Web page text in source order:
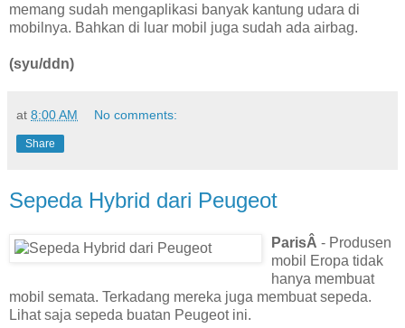
memang sudah mengaplikasi banyak kantung udara di
mobilnya. Bahkan di luar mobil juga sudah ada airbag.
(syu/ddn)
at 8:00 AM No comments:
Share
Sepeda Hybrid dari Peugeot
ParisÂ - Produsen
mobil Eropa tidak
hanya membuat
mobil semata. Terkadang mereka juga membuat sepeda.
Lihat saja sepeda buatan Peugeot ini.